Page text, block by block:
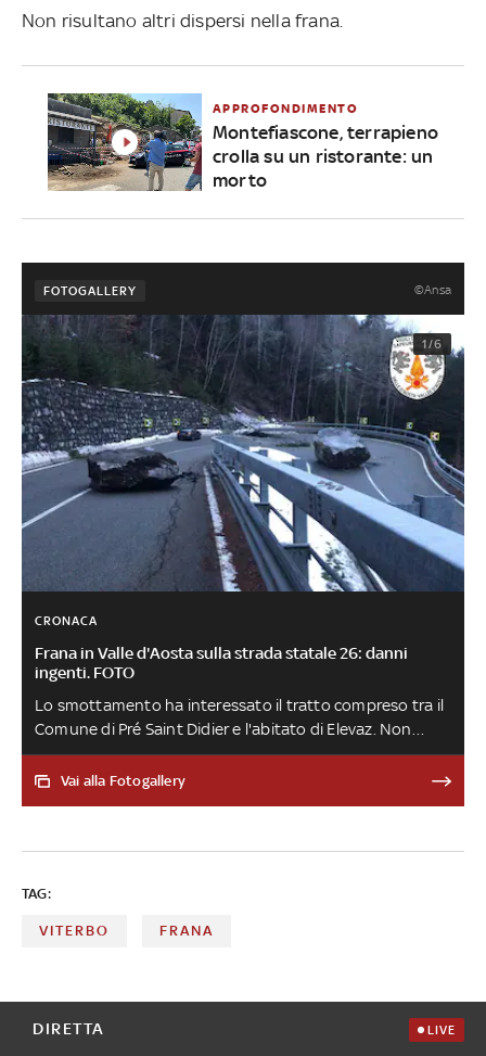
Non risultano altri dispersi nella frana.
APPROFONDIMENTO
Montefiascone, terrapieno
crolla su un ristorante: un
morto
FOTOGALLERY ©Ansa
1/6
CRONACA
Frana in Valle d'Aosta sulla strada statale 26: danni
ingenti. FOTO
Lo smottamento ha interessato il tratto compreso tra il
Comune di Pré Saint Didier e l'abitato di Elevaz. Non
sono stati coinvolti veicoli o persone. Si valuta - fanno
sapere i Vigili del fuoco - l'evacuazione di alcune
Vai alla Fotogallery
TAG:
VITERBO FRANA
DIRETTA LIVE